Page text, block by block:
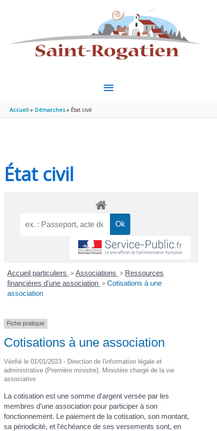
MENU
Accueil Démarches État civil
État civil
Accueil particuliers > Associations > Ressources
financières d'une association > Cotisations à une
association
Fiche pratique
Cotisations à une association
Vérifié le 01/01/2023 - Direction de l'information légale et
administrative (Première ministre), Ministère chargé de la vie
associative
La cotisation est une somme d'argent versée par les
membres d'une association pour participer à son
fonctionnement. Le paiement de la cotisation, son montant,
sa périodicité, et l'échéance de ses versements sont, en